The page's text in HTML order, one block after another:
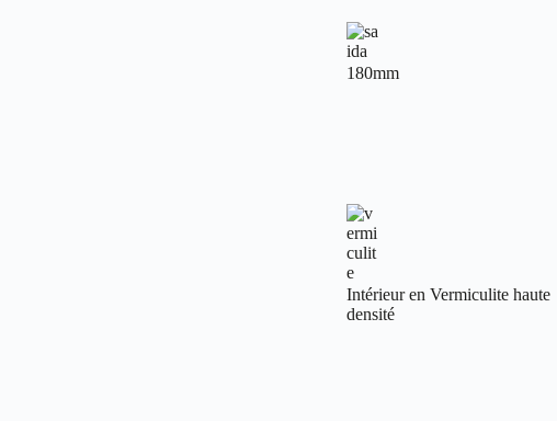
180mm
Intérieur en Vermiculite haute
densité